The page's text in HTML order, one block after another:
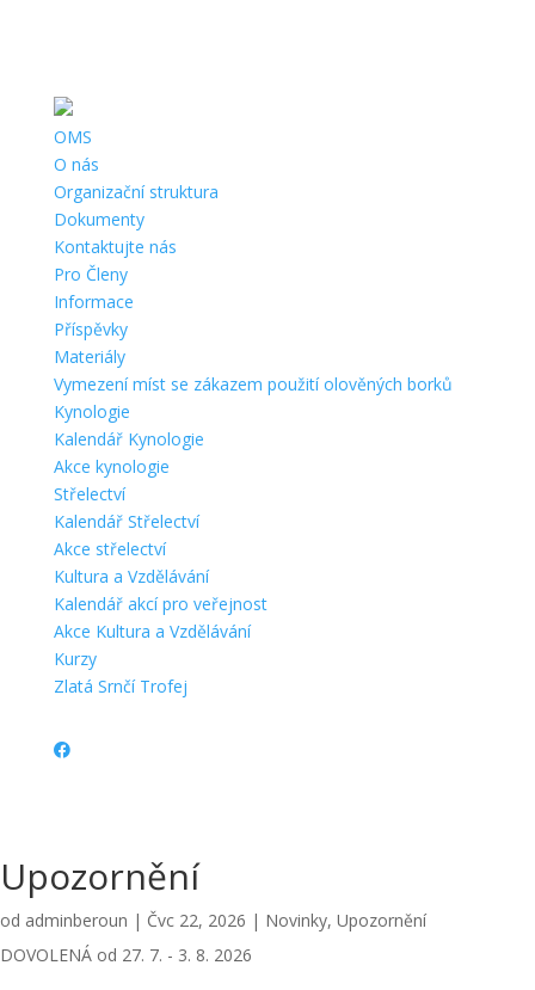
OMS
O nás
Organizační struktura
Dokumenty
Kontaktujte nás
Pro Členy
Informace
Příspěvky
Materiály
Vymezení míst se zákazem použití olověných borků
Kynologie
Kalendář Kynologie
Akce kynologie
Střelectví
Kalendář Střelectví
Akce střelectví
Kultura a Vzdělávání
Kalendář akcí pro veřejnost
Akce Kultura a Vzdělávání
Kurzy
Zlatá Srnčí Trofej
Upozornění
od adminberoun | Čvc 22, 2026 | Novinky, Upozornění
DOVOLENÁ od 27. 7. - 3. 8. 2026